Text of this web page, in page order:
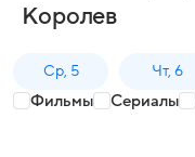
Королев
Ср, 5 Чт, 6
Фильмы Сериалы